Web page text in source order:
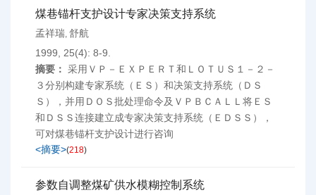
煤巷锚杆支护设计专家决策支持系统
孟祥瑞, 舒航
1999, 25(4): 8-9.
摘要： 采用ＶＰ－ＥＸＰＥＲＴ和ＬＯＴＵＳ１－２－
３分别构建专家系统（ＥＳ）和决策支持系统（ＤＳ
Ｓ），并用ＤＯＳ批处理命令及ＶＰＢＣＡＬＬ将ＥＳ
和ＤＳＳ连接建立成专家决策支持系统（ＥＤＳＳ），
可对煤巷锚杆支护设计进行咨询
<摘要>(218)
参数自调整煤矿供水模糊控制系统